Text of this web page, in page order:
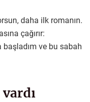
daha ilk romanın.
çağırır:
başladım ve bu sabah